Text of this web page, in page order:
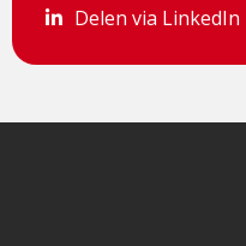
Delen via LinkedIn
Delen via LinkedIn